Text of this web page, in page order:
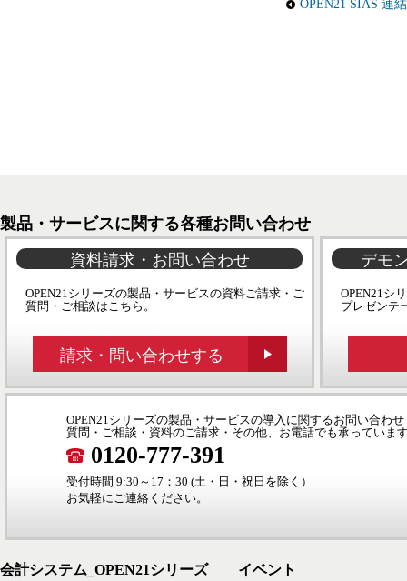
OPEN21 SIAS 連
製品・サービスに関する各種お問い合わせ
資料請求・お問い合わせ
OPEN21シリーズの製品・サービスの資料ご請求・ご
質問・ご相談はこちら。
請求・問い合わせする
デモ
OPEN21シ
プレゼンテ
OPEN21シリーズの製品・サービスの導入に関するお問い合わせ
質問・ご相談・資料のご請求・その他、お電話でも承っていま
0120-777-391
受付時間 9:30～17：30 (土・日・祝日を除く）
お気軽にご連絡ください。
会計システム_OPEN21シリーズ
イベント